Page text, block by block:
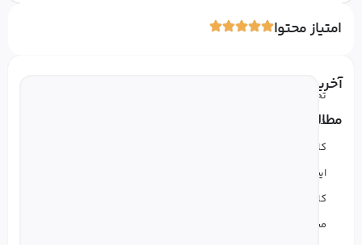
امتیاز محتوا
آخرین
مطالب
تحصیل
در
کالج
ایسترن
کانادا؛
مسیری